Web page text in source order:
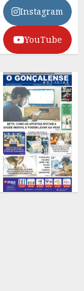
Instagram
YouTube